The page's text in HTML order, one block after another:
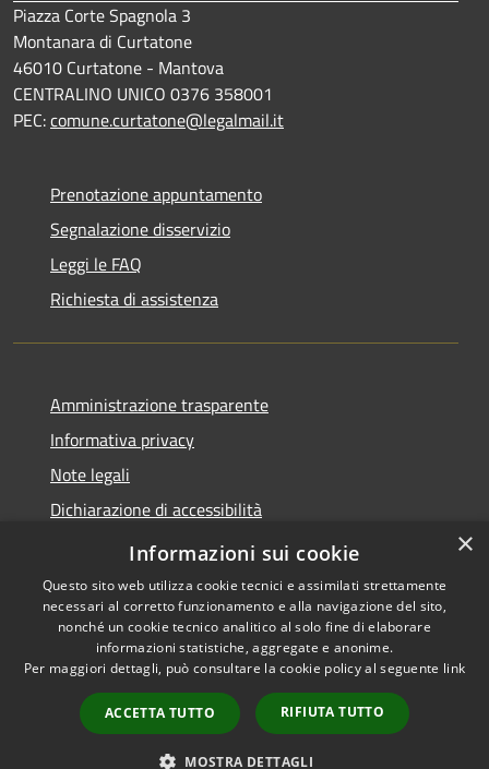
Piazza Corte Spagnola 3
Montanara di Curtatone
46010 Curtatone - Mantova
CENTRALINO UNICO 0376 358001
PEC:comune.curtatone@legalmail.it
Prenotazione appuntamento
Segnalazione disservizio
Leggi le FAQ
Richiesta di assistenza
Amministrazione trasparente
Informativa privacy
Note legali
Dichiarazione di accessibilità
Meccanismo di Feedback
Accessibilità
Copyright © 2026 • Comune di
Curtatone • Powered by
Municipium•
Accesso
redazione
×
Informazioni sui cookie
Questo sito web utilizza cookie tecnici e assimilati strettamente
necessari al corretto funzionamento e alla navigazione del sito,
nonché un cookie tecnico analitico al solo fine di elaborare
informazioni statistiche, aggregate e anonime.
Per maggiori dettagli, può consultare la cookie policy al seguente link
ACCETTA TUTTO RIFIUTA TUTTO
MOSTRA DETTAGLI